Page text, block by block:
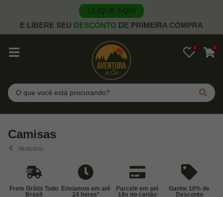
CLIQUE AQUI
E LIBERE SEU DESCONTO DE PRIMEIRA COMPRA
0 0
Pesquisar
Camisas
Vestuário
Frete Grátis Todo
Brasil
Enviamos em até
24 horas*
Parcele em até
18x no cartão
Ganhe 10% de
Desconto